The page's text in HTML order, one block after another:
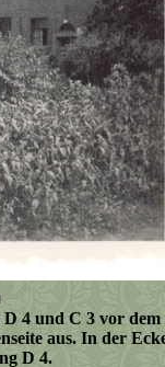
4 und C 3 vor dem
aus. In der
D 4.